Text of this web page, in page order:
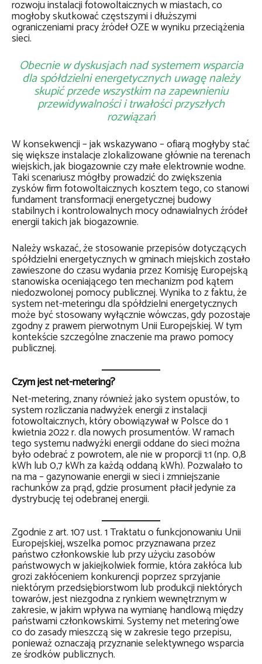
rozwoju instalacji fotowoltaicznych w miastach, co
mogłoby skutkować częstszymi i dłuższymi
ograniczeniami pracy źródeł OZE w wyniku przeciążenia
sieci.
Obecnie w dyskusjach nad systemem wsparcia
dla spółdzielni energetycznych uwagę należy
skupić przede wszystkim na zapewnieniu
przewidywalności i trwałości przyszłych
rozwiązań
W konsekwencji – jak wskazywano – ofiarą mogłyby stać
się większe instalacje zlokalizowane głównie na terenach
wiejskich, jak biogazownie czy małe elektrownie wodne.
Taki scenariusz mógłby prowadzić do zwiększenia
zysków firm fotowoltaicznych kosztem tego, co stanowi
fundament transformacji energetycznej budowy
stabilnych i kontrolowalnych mocy odnawialnych źródeł
energii takich jak biogazownie.
Należy wskazać, że stosowanie przepisów dotyczących
spółdzielni energetycznych w gminach miejskich zostało
zawieszone do czasu wydania przez Komisję Europejską
stanowiska oceniającego ten mechanizm pod kątem
niedozwolonej pomocy publicznej. Wynika to z faktu, że
system net-meteringu dla spółdzielni energetycznych
może być stosowany wyłącznie wówczas, gdy pozostaje
zgodny z prawem pierwotnym Unii Europejskiej. W tym
kontekście szczególne znaczenie ma prawo pomocy
publicznej.
Czym jest net-metering?
Net-metering, znany również jako system opustów, to
system rozliczania nadwyżek energii z instalacji
fotowoltaicznych, który obowiązywał w Polsce do 1
kwietnia 2022 r. dla nowych prosumentów. W ramach
tego systemu nadwyżki energii oddane do sieci można
było odebrać z powrotem, ale nie w proporcji 1:1 (np. 0,8
kWh lub 0,7 kWh za każdą oddaną kWh). Pozwalało to
na ma – gazynowanie energii w sieci i zmniejszanie
rachunków za prąd, gdzie prosument płacił jedynie za
dystrybucję tej odebranej energii.
Zgodnie z art. 107 ust. 1 Traktatu o funkcjonowaniu Unii
Europejskiej, wszelka pomoc przyznawana przez
państwo członkowskie lub przy użyciu zasobów
państwowych w jakiejkolwiek formie, która zakłóca lub
grozi zakłóceniem konkurencji poprzez sprzyjanie
niektórym przedsiębiorstwom lub produkcji niektórych
towarów, jest niezgodna z rynkiem wewnętrznym w
zakresie, w jakim wpływa na wymianę handlową między
państwami członkowskimi. Systemy net metering’owe
co do zasady mieszczą się w zakresie tego przepisu,
ponieważ oznaczają przyznanie selektywnego wsparcia
ze środków publicznych.